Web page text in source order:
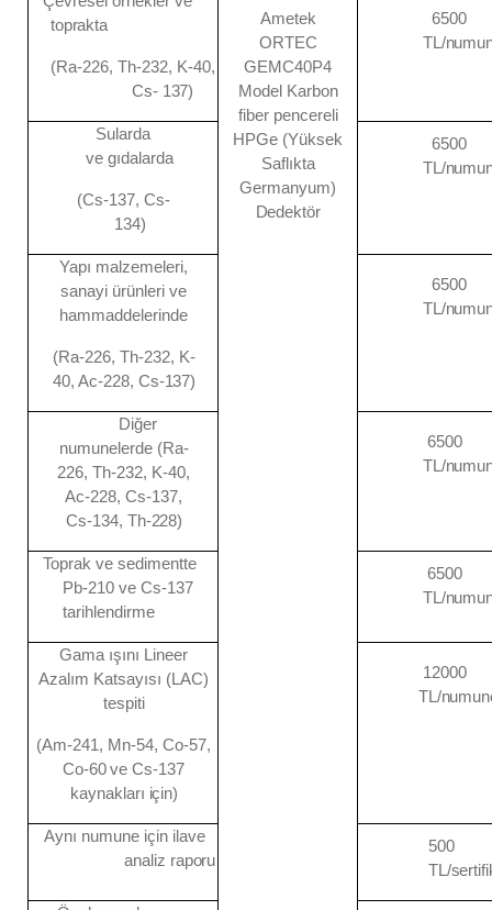
toprakta
(Ra-226, Th-232, K-40,
Cs- 137)
Ametek
ORTEC
GEMC40P4
Model Karbon
fiber pencereli
HPGe (Yüksek
Saflıkta
Germanyum)
Dedektör
6500
TL/
Sularda
ve gıdalarda
(Cs-137, Cs-
134)
6500
TL/
Yapı malzemeleri,
sanayi ürünleri ve
hammaddelerinde
(Ra-226, Th-232, K-
40, Ac-228, Cs-137)
6500
TL/
Diğer
numunelerde (Ra-
226, Th-232, K-40,
Ac-228, Cs-137,
Cs-134, Th-228)
6500
TL/
Toprak ve sedimentte
Pb-210 ve Cs-137
tarihlendirme
6500
TL/
Gama ışını Lineer
Azalım Katsayısı (LAC)
tespiti
(Am-241, Mn-54, Co-57,
Co-60ve Cs-137
kaynakları için)
12000
TL/
Aynı numune için ilave
analiz raporu
500
TL/